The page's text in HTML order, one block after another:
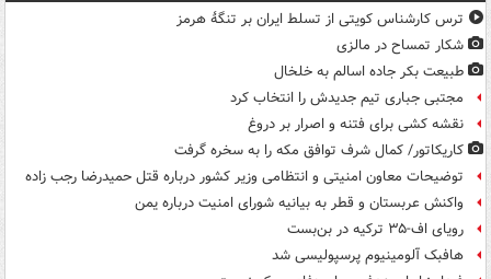
ترس کارشناس کویتی از تسلط ایران بر تنگۀ هرمز
شکار تمساح در مالزی
طبیعت بکر جاده اسالم به خلخال
مجتبی جباری تیم جدیدش را انتخاب کرد
نقشه کشی برای فتنه و اصرار بر دروغ
کاریکاتور/ کمال شرف توافق مکه را به سخره گرفت
توضیحات معاون امنیتی و انتظامی وزیر کشور درباره قتل حمیدرضا رجب زاده
واکنش عربستان و قطر به بیانیه شورای امنیت درباره یمن
رویای اف-۳۵ ترکیه در بن‌بست
هافبک آلومینیوم پرسپولیسی شد